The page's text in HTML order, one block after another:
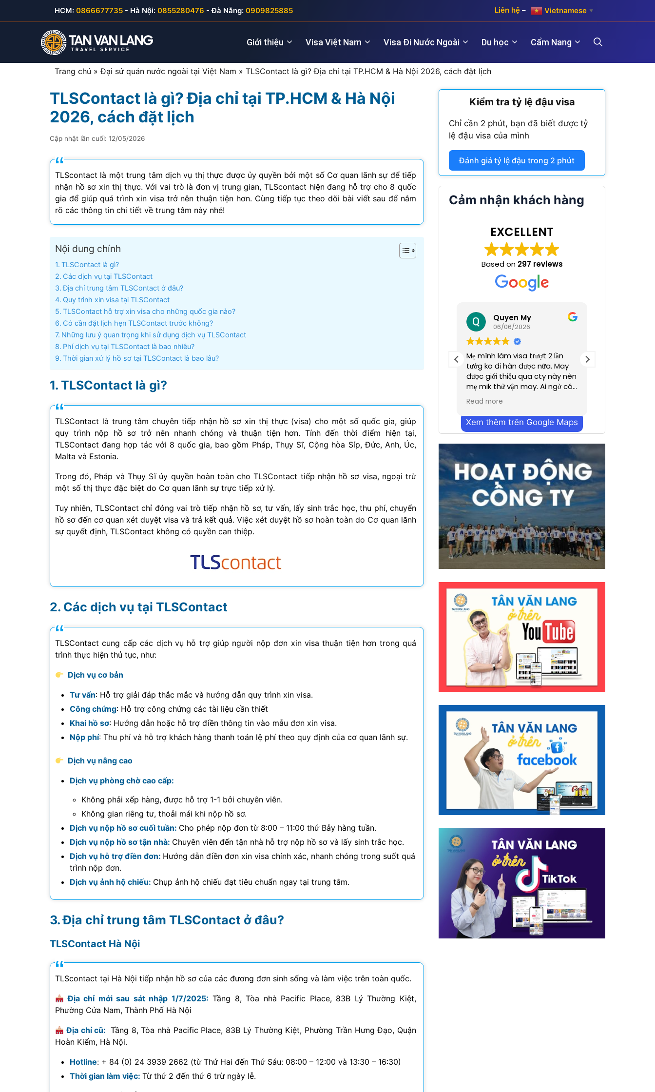
Liên hệ – Vietnamese ▼
HCM: 0866677735 - Hà Nội: 0855280476 - Đà Nẵng: 0909825885
Giới thiệu Visa Việt Nam
Visa du lịch Việt Nam
Visa thăm thân Việt Nam
Visa đầu tư Việt Nam
Visa lao động Việt Nam
Công văn nhập cảnh
E-visa thăm thân
E-visa du lịch
Nhà quản lý
Thăm thân (3 năm)
Hợp pháp hóa lãnh sự Hàn Quốc
Hợp pháp hóa lãnh sự Trung Quốc
Visa Đi Nước Ngoài
Visa Hàn Quốc
Visa Nhật Bản
Visa Đài Loan
Visa Campuchia
Visa Hong Kong
Visa Macau
Visa Malaysia
Visa Singapore
Visa Mỹ B1/B2
Visa Canada
Visa New Zealand
Visa Ý (Italya)
Visa Romania
Visa Maroc
Visa Nam Phi
Visa Algeria
Du học Cẩm Nang
Trang chủ »Đại sứ quán nước ngoài tại Việt Nam » TLSContact là gì? Địa chỉ tại TP.HCM & Hà Nội 2026, cách đặt lịch
TLSContact là gì? Địa chỉ tại TP.HCM & Hà Nội
2026, cách đặt lịch
Cập nhật lần cuối: 12/05/2026
TLScontact là một trung tâm dịch vụ thị thực được ủy quyền bởi một số Cơ quan lãnh sự để tiếp
nhận hồ sơ xin thị thực. Với vai trò là đơn vị trung gian, TLScontact hiện đang hỗ trợ cho 8 quốc
gia để giúp quá trình xin visa trở nên thuận tiện hơn. Cùng tiếp tục theo dõi bài viết sau để nắm
rõ các thông tin chi tiết về trung tâm này nhé!
Nội dung chính
TLSContact là gì?
Các dịch vụ tại TLSContact
Địa chỉ trung tâm TLSContact ở đâu?
Quy trình xin visa tại TLSContact
TLSContact hỗ trợ xin visa cho những quốc gia nào?
Có cần đặt lịch hẹn TLSContact trước không?
Những lưu ý quan trọng khi sử dụng dịch vụ TLSContact
Phí dịch vụ tại TLSContact là bao nhiêu?
Thời gian xử lý hồ sơ tại TLSContact là bao lâu?
TLSContact là gì?
TLSContact là trung tâm chuyên tiếp nhận hồ sơ xin thị thực (visa) cho một số quốc gia, giúp
quy trình nộp hồ sơ trở nên nhanh chóng và thuận tiện hơn. Tính đến thời điểm hiện tại,
TLSContact đang hợp tác với 8 quốc gia, bao gồm Pháp, Thụy Sĩ, Cộng hòa Síp, Đức, Anh, Úc,
Malta và Estonia.
Trong đó, Pháp và Thụy Sĩ ủy quyền hoàn toàn cho TLSContact tiếp nhận hồ sơ visa, ngoại trừ
một số thị thực đặc biệt do Cơ quan lãnh sự trực tiếp xử lý.
Tuy nhiên, TLSContact chỉ đóng vai trò tiếp nhận hồ sơ, tư vấn, lấy sinh trắc học, thu phí, chuyển
hồ sơ đến cơ quan xét duyệt visa và trả kết quả. Việc xét duyệt hồ sơ hoàn toàn do Cơ quan lãnh
sự quyết định, TLSContact không có quyền can thiệp.
Các dịch vụ tại TLSContact
TLSContact cung cấp các dịch vụ hỗ trợ giúp người nộp đơn xin visa thuận tiện hơn trong quá
trình thực hiện thủ tục, như:
Dịch vụ cơ bản
Tư vấn: Hỗ trợ giải đáp thắc mắc và hướng dẫn quy trình xin visa.
Công chứng: Hỗ trợ công chứng các tài liệu cần thiết
Khai hồ sơ: Hướng dẫn hoặc hỗ trợ điền thông tin vào mẫu đơn xin visa.
Nộp phí: Thu phí và hỗ trợ khách hàng thanh toán lệ phí theo quy định của cơ quan lãnh sự.
Dịch vụ nâng cao
Dịch vụ phòng chờ cao cấp:
Không phải xếp hàng, được hỗ trợ 1-1 bởi chuyên viên.
Không gian riêng tư, thoải mái khi nộp hồ sơ.
Dịch vụ nộp hồ sơ cuối tuần: Cho phép nộp đơn từ 8:00 – 11:00 thứ Bảy hàng tuần.
Dịch vụ nộp hồ sơ tận nhà: Chuyên viên đến tận nhà hỗ trợ nộp hồ sơ và lấy sinh trắc học.
Dịch vụ hỗ trợ điền đơn: Hướng dẫn điền đơn xin visa chính xác, nhanh chóng trong suốt quá
trình nộp đơn.
Dịch vụ ảnh hộ chiếu: Chụp ảnh hộ chiếu đạt tiêu chuẩn ngay tại trung tâm.
Địa chỉ trung tâm TLSContact ở đâu?
TLSContact Hà Nội
TLScontact tại Hà Nội tiếp nhận hồ sơ của các đương đơn sinh sống và làm việc trên toàn quốc.
Địa chỉ mới sau sát nhập 1/7/2025: Tầng 8, Tòa nhà Pacific Place, 83B Lý Thường Kiệt,
Phường Cửa Nam, Thành Phố Hà Nội
Địa chỉ cũ: Tầng 8, Tòa nhà Pacific Place, 83B Lý Thường Kiệt, Phường Trần Hưng Đạo, Quận
Hoàn Kiếm, Hà Nội.
Hotline: + 84 (0) 24 3939 2662 (từ Thứ Hai đến Thứ Sáu: 08:00 – 12:00 và 13:30 – 16:30)
Thời gian làm việc: Từ thứ 2 đến thứ 6 trừ ngày lễ.
Kiểm tra tỷ lệ đậu visa
Chỉ cần 2 phút, bạn đã biết được tỷ
lệ đậu visa của mình
Đánh giá tỷ lệ đậu trong 2 phút
Cảm nhận khách hàng
EXCELLENT
Based on 297 reviews
Hoang Quan Ho
Mình apply đi visa úc. Đội hỗ trợ
Quyen My
06/06/2026
Mẹ mình làm visa trượt 2 lần
tưởg ko đi hàn được nữa. May
được giới thiệu qua cty này nên
mẹ mik thử vận may. Ai ngờ có
nhanh hơn dự định chỉ trong
vỏn vẹn 2 tuần. Cũn g cảm ơn a
Dương đã hỗ trợ nhiều. Dịch vụ
bên mình làm nhanh chóng
có nhiều thành công tốt đẹp
hơn ạ. E cảm ơn
Read more
Xem thêm trên Google Maps